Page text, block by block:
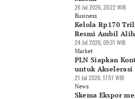
26 Jul 2026, 20:22 WIB
Business
Kelola Rp170
Resmi Ambil
24 Jul 2026, 09:31 WIB
Market
PLN Siapkan
untuk Akselerasi
21 Jul 2026, 17:51 WIB
News
Skema Ekspor